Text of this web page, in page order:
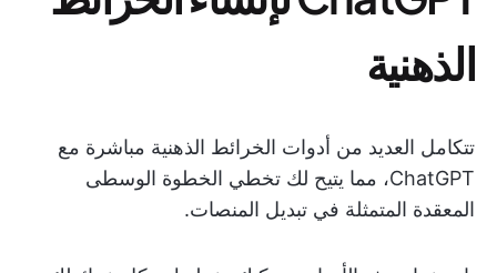
الذهنية
تتكامل العديد من أدوات الخرائط الذهنية مباشرة مع
ChatGPT، مما يتيح لك تخطي الخطوة الوسطى
المعقدة المتمثلة في تبديل المنصات.